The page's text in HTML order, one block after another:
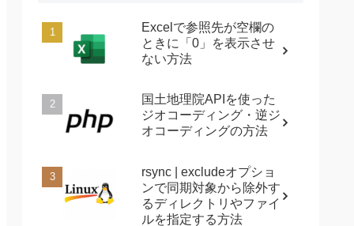
Excelで参照先が空欄の
ときに「0」を表示させ
ない方法
国土地理院APIを使った
ジオコーディング・逆ジ
オコーディングの方法
rsync | excludeオプショ
ンで同期対象から除外す
るディレクトリやファイ
ルを指定する方法